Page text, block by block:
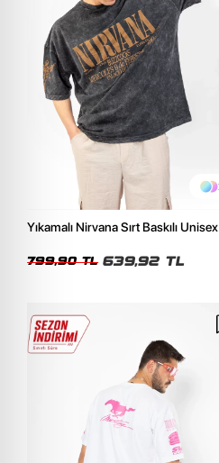
Yıkamalı Nirvana Sırt Baskılı Unisex
799,90 TL 639,92 TL